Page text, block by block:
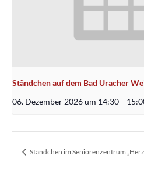
Ständchen auf dem Bad Uracher
06. Dezember 2026 um 14:30 -
Ständchen im Seniorenzentrum